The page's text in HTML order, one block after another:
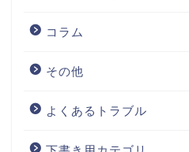
コラム
その他
よくあるトラブル